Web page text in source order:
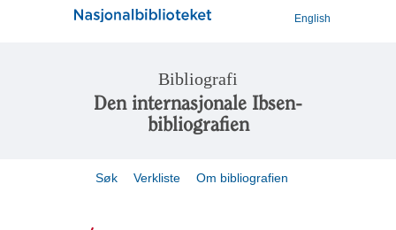
English
Bibliografi
Den internasjonale Ibsen-
bibliografien
Søk Verkliste Om bibliografien